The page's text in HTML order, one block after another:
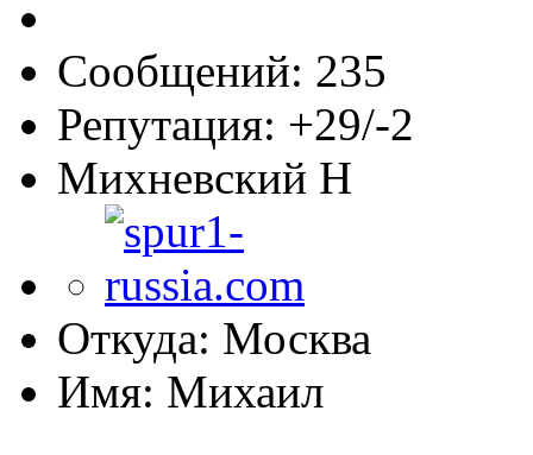
Сообщений: 235
Репутация: +29/-2
Михневский Н
Откуда: Москва
Имя: Михаил